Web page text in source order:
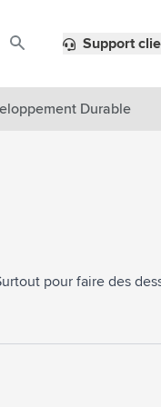
Support
Durable
pour faire des